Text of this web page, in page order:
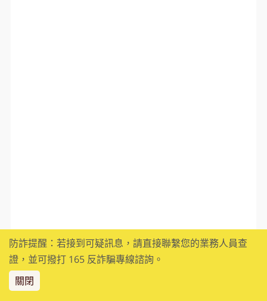
防詐提醒：若接到可疑訊息，請直接聯繫您的業務人員查
證，並可撥打 165 反詐騙專線諮詢。
關閉